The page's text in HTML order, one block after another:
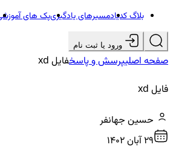
بلاگ کدیادمسیرهای یادگیریپک های
ورود یا ثبت نام
صفحه اصلیپرسش و پاسخفایل xd
فایل xd
حسین جهانفر
29 آبان ۱۴۰۲